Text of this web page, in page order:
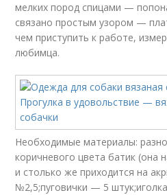
мелких пород спицами —
связано простым узором —
чем приступить к работе,
любимца.
Необходимые материалы:
коричневого цвета батик (она
и столько же приходится на
№2,5;пуговички — 5